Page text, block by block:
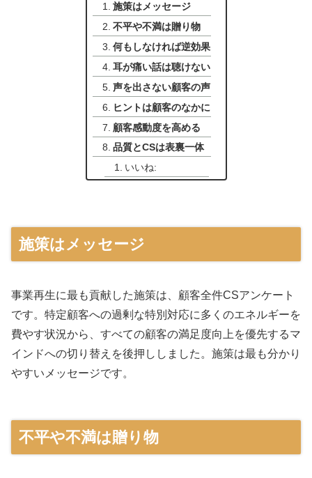
施策はメッセージ
不平や不満は贈り物
何もしなければ逆効果
耳が痛い話は聴けない
声を出さない顧客の声
ヒントは顧客のなかに
顧客感動度を高める
品質とCSは表裏一体
いいね:
施策はメッセージ
事業​再生に最も貢献した施策は、顧客全件CSアンケート
です。特定顧客への過剰な特別対応に多くのエネルギーを
費やす状況から、すべての顧客の満足度向上を優先するマ
インドへの切り替えを後押ししました。施策は最も分かり
やすいメッセージです。
不平や不満は贈り物